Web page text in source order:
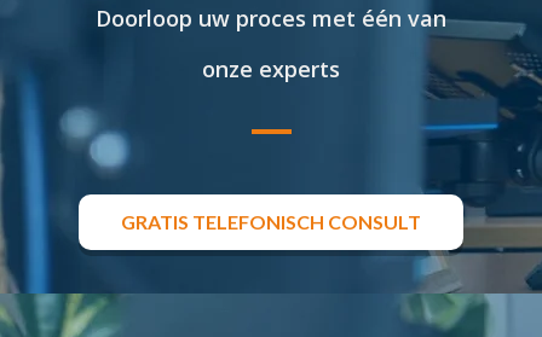
Doorloop uw proces met één van
onze experts
GRATIS TELEFONISCH CONSULT